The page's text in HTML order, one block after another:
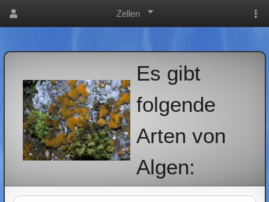
Zellen
Es gibt
folgende
Arten von
Algen: